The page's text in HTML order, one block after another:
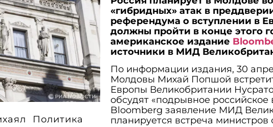
Политика
«гибридных» атак в
референдума о вступлении в
должны пройти в конце этого
американское издание
источники в МИД
По информации издания, 30
Молдовы Михай Попшой
Европы Великобритании
обсудят «подрывное российское
Bloomberg заявление МИД
планируется встреча